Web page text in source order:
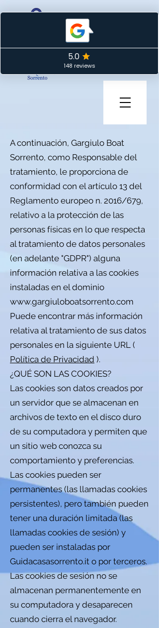
A continuación, Gargiulo Boat
Sorrento, como Responsable del
tratamiento, le proporciona de
conformidad con el artículo 13 del
Reglamento europeo n. 2016/679,
relativo a la protección de las
personas físicas en lo que respecta
al tratamiento de datos personales
(en adelante "GDPR") alguna
información relativa a las cookies
instaladas en el dominio
www.gargiuloboatsorrento.com
Puede encontrar más información
relativa al tratamiento de sus datos
personales en la siguiente URL (
Política de Privacidad ).
¿QUÉ SON LAS COOKIES?
Las cookies son datos creados por
un servidor que se almacenan en
archivos de texto en el disco duro
de su computadora y permiten que
un sitio web conozca su
comportamiento y preferencias.
Las cookies pueden ser
permanentes (las llamadas cookies
persistentes), pero también pueden
tener una duración limitada (las
llamadas cookies de sesión) y
pueden ser instaladas por
Guidacasasorrento.it o por terceros.
Las cookies de sesión no se
almacenan permanentemente en
su computadora y desaparecen
cuando cierra el navegador.